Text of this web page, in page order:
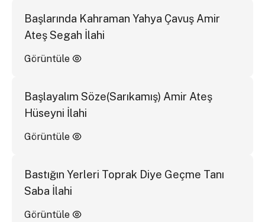
Başlarında Kahraman Yahya Çavuş Amir
Ateş Segah İlahi
Görüntüle
Başlayalım Söze(Sarıkamış) Amir Ateş
Hüseyni İlahi
Görüntüle
Bastığın Yerleri Toprak Diye Geçme Tanı
Saba İlahi
Görüntüle